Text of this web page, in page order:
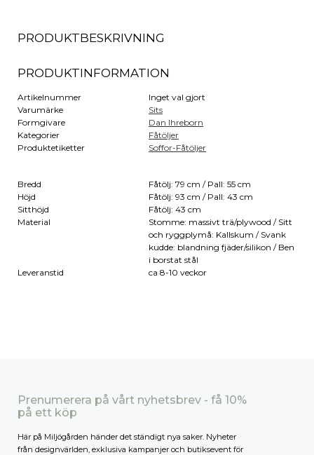
PRODUKTBESKRIVNING
PRODUKTINFORMATION
Artikelnummer
Inget val gjort
Varumärke
Sits
Formgivare
Dan Ihreborn
Kategorier
Fåtöljer
Produktetiketter
Soffor-Fåtöljer
Bredd
Fåtölj: 79 cm / Pall: 55 cm
Höjd
Fåtölj: 93 cm / Pall: 43 cm
Sitthöjd
Fåtölj: 43 cm
Material
Stomme: massivt trä/plywood / Sitt
och ryggplymå: Kallskum / Svank
kudde: blandning fjäder/silikon / Ben
i borstat stål
Leveranstid
ca 8-10 veckor
Prenumerera på vårt nyhetsbrev - få 10%
på ett köp
Här på Miljögården händer det ständigt nya saker. Nyheter
från designvärlden, exklusiva kampanjer och butiksevent för